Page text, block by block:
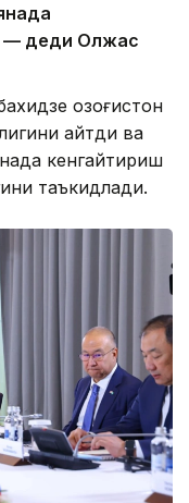
— деди Олжас
Қозоғистон
айтди ва
кенгайтириш
таъкидлади.